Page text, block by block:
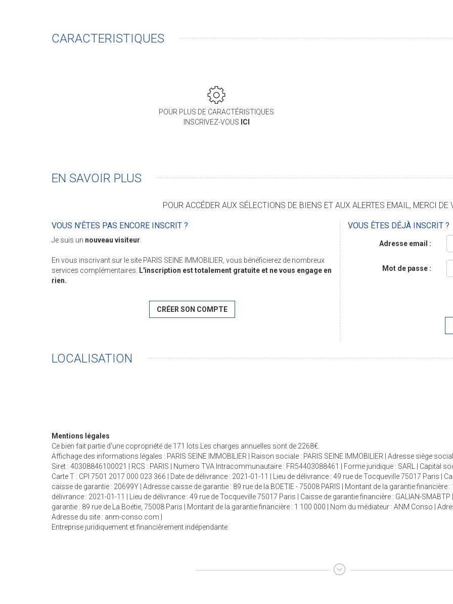
CARACTERISTIQUES
POUR PLUS DE CARACTÉRISTIQUES
INSCRIVEZ-VOUS ICI
EN SAVOIR PLUS
POUR ACCÉDER AUX SÉLECTIONS DE BIENS ET AUX ALERTES EMAIL, MERCI DE
VOUS N'ÊTES PAS ENCORE INSCRIT ?
Je suis un nouveau visiteur.
En vous inscrivant sur le site PARIS SEINE IMMOBILIER, vous bénéficierez de nombreux
services complémentaires. L'inscription est totalement gratuite et ne vous engage en
rien.
CRÉER SON COMPTE
VOUS ÊTES DÉJÀ INSCRIT ?
Adresse email :
Mot de passe :
LOCALISATION
Mentions légales
Ce bien fait partie d'une copropriété de 171 lots.Les charges annuelles sont de 2268€.
Affichage des informations légales : PARIS SEINE IMMOBILIER | Raison sociale : PARIS SEINE IMMOBILIER | Adresse siège
Siret : 40308846100021 | RCS : PARIS | Numero TVA Intracommunautaire : FR54403088461 | Forme juridique : SARL | Capital
Carte T : CPI 7501 2017 000 023 366 | Date de délivrance : 2021-01-11 | Lieu de délivrance : 49 rue de Tocqueville 75017 Paris |
caisse de garantie : 20699Y | Adresse caisse de garantie : 89 rue de la BOETIE - 75008 PARIS | Montant de la garantie financière
délivrance : 2021-01-11 | Lieu de délivrance : 49 rue de Tocqueville 75017 Paris | Caisse de garantie financière : GALIAN-
garantie : 89 rue de La Boétie, 75008 Paris | Montant de la garantie financière : 1 100 000 | Nom du médiateur : ANM Conso |
Adresse du site : anm-conso.com
Entreprise juridiquement et financièrement indépendante